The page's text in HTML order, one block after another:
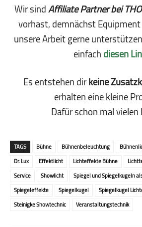
Wir sindAffiliate Partner bei
vorhast, demnächst
unsere Arbeit gerne
einfachdiesen
Es entstehen dirkeine
erhalten eine kleine
Dafür schon mal
TAGS Bühne Bühnenbeleuchtung
Dr. Lux
Effektlicht Lichteffekte Bühne
Service
Showlicht
Spiegel und Spiegelkugeln
Spiegeleffekte
Spiegelkugel Spiegelkugel
Steinigke Showtechnic
Veranstaltungstechnik